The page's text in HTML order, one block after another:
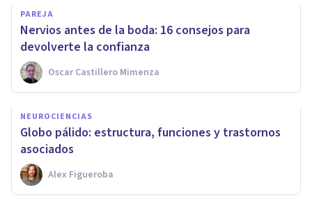
PAREJA
Nervios antes de la boda: 16 consejos para
devolverte la confianza
Oscar Castillero Mimenza
NEUROCIENCIAS
Globo pálido: estructura, funciones y trastornos
asociados
Alex Figueroba